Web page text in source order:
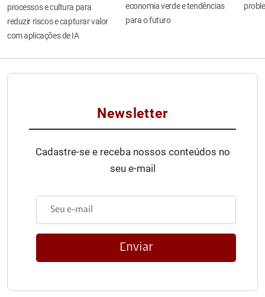
processos e cultura para
reduzir riscos e capturar valor
com aplicações de IA
economia verde e tendências
para o futuro
Newsletter
Cadastre-se e receba nossos conteúdos no
seu e-mail
Enviar